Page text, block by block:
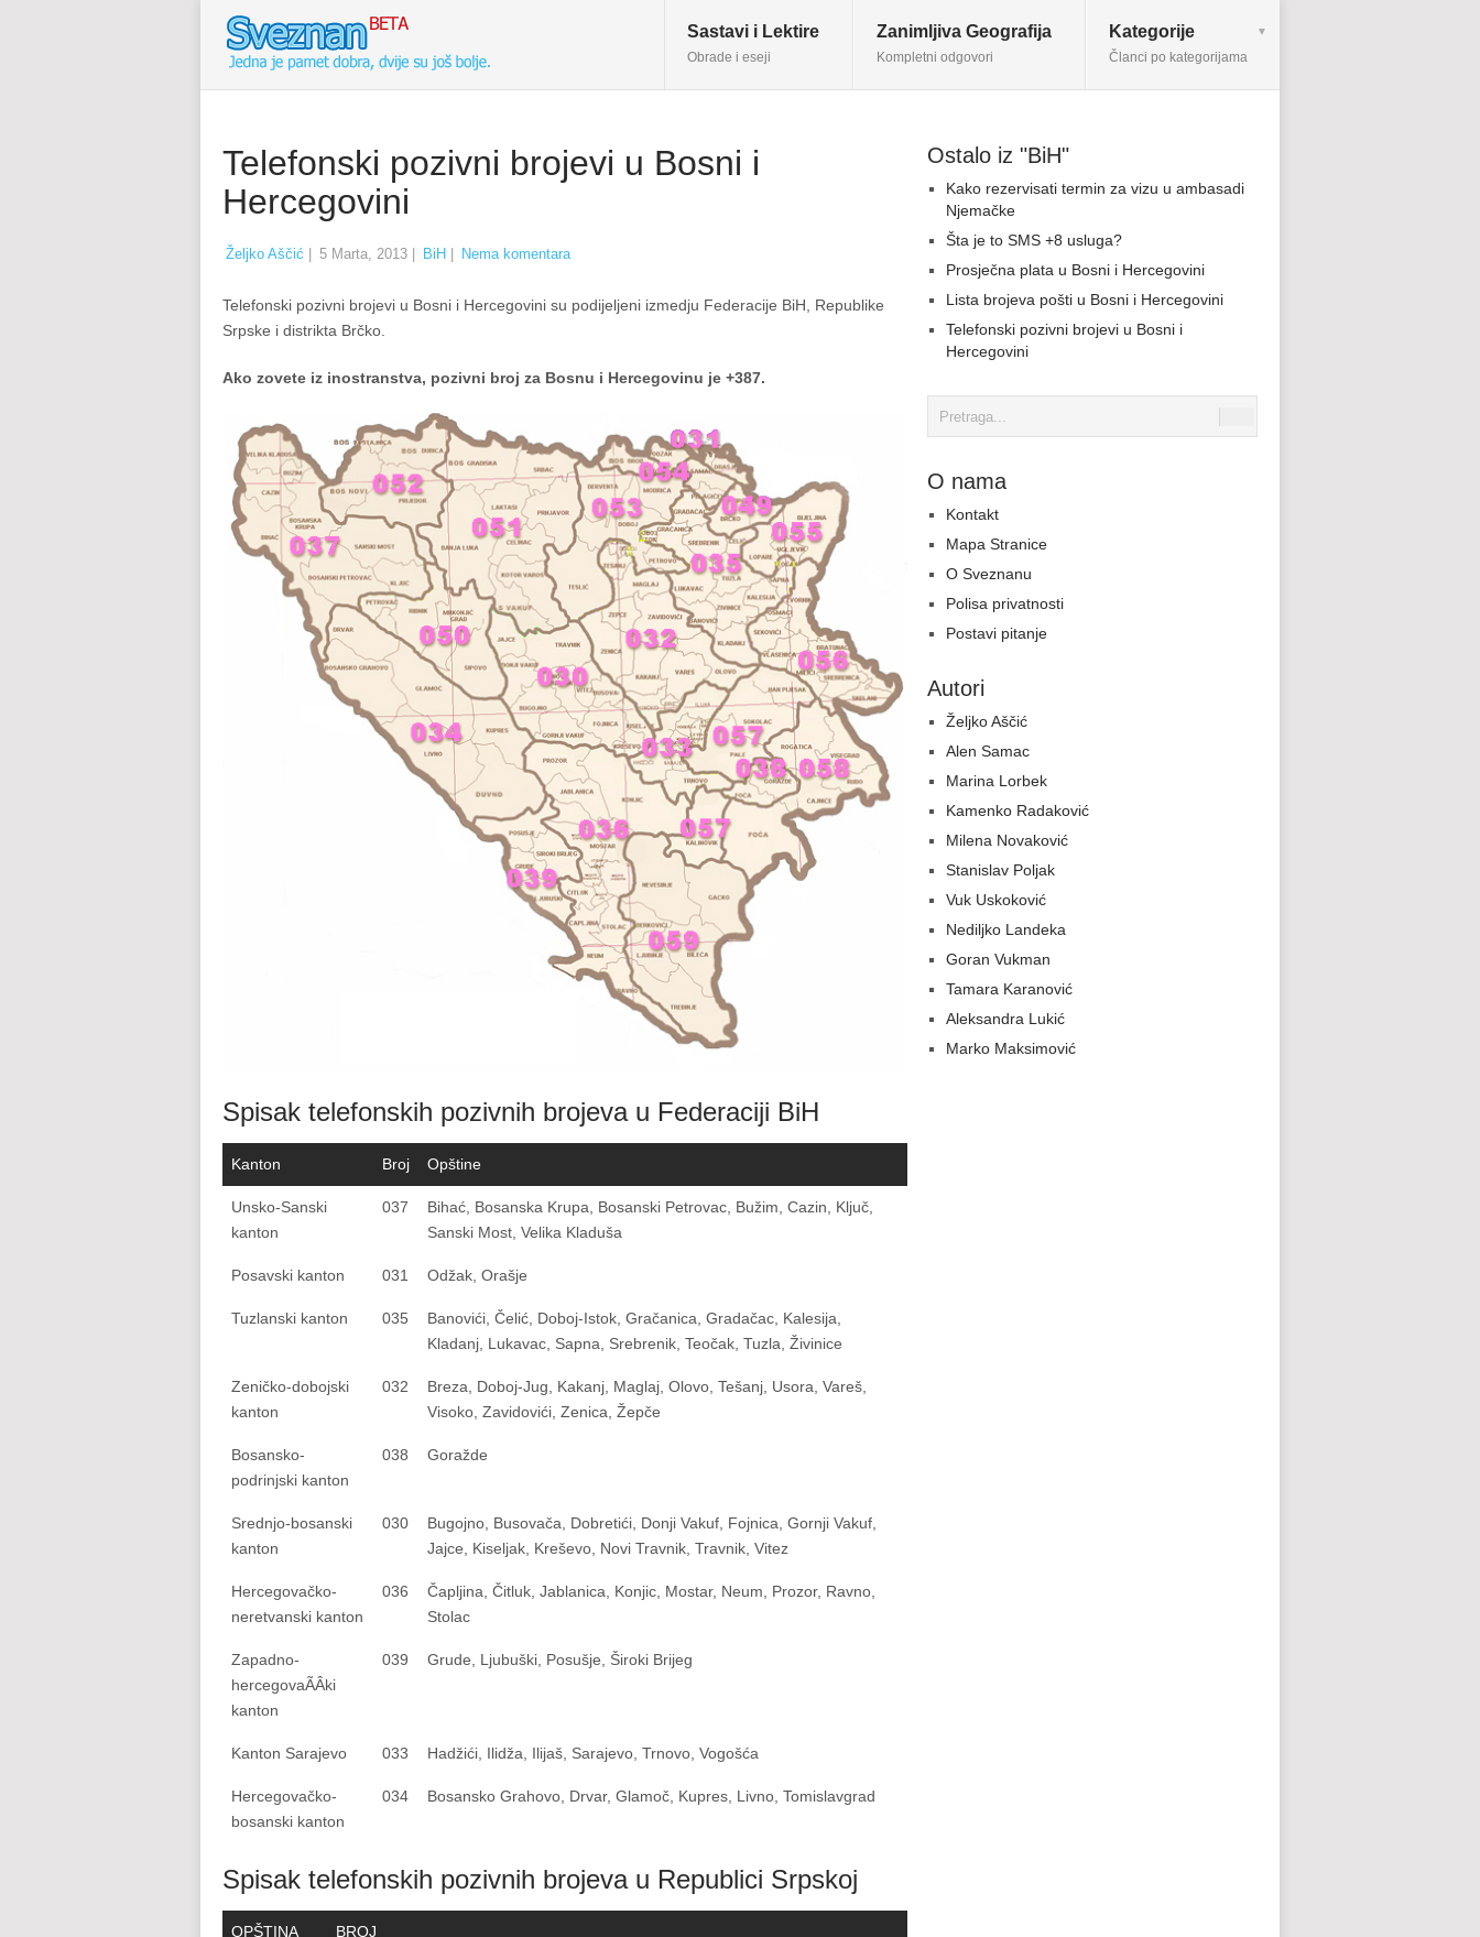
Sastavi i Lektire
Obrade i eseji
Zanimljiva Geografija
Kompletni odgovori
Kategorije
Članci po kategorijama
Telefonski pozivni brojevi u Bosni i
Hercegovini
Željko Aščić 5 Marta, 2013 BiH Nema komentara
Telefonski pozivni brojevi u Bosni i Hercegovini su podijeljeni izmedju Federacije BiH, Republike
Srpske i distrikta Brčko.
Ako zovete iz inostranstva, pozivni broj za Bosnu i Hercegovinu je +387.
Spisak telefonskih pozivnih brojeva u Federaciji BiH
Kanton Broj Opštine
Unsko-Sanski
kanton
037
Bihać, Bosanska Krupa, Bosanski Petrovac, Bužim, Cazin, Ključ,
Sanski Most, Velika Kladuša
Posavski kanton 031 Odžak, Orašje
Tuzlanski kanton 035
Banovići, Čelić, Doboj-Istok, Gračanica, Gradačac, Kalesija,
Kladanj, Lukavac, Sapna, Srebrenik, Teočak, Tuzla, Živinice
Zeničko-dobojski
kanton
032
Breza, Doboj-Jug, Kakanj, Maglaj, Olovo, Tešanj, Usora, Vareš,
Visoko, Zavidovići, Zenica, Žepče
Bosansko-
podrinjski kanton
038 Goražde
Srednjo-bosanski
kanton
030
Bugojno, Busovača, Dobretići, Donji Vakuf, Fojnica, Gornji Vakuf,
Jajce, Kiseljak, Kreševo, Novi Travnik, Travnik, Vitez
Hercegovačko-
neretvanski kanton
036
Čapljina, Čitluk, Jablanica, Konjic, Mostar, Neum, Prozor, Ravno,
Stolac
Zapadno-
hercegovaÃÂki
kanton
039 Grude, Ljubuški, Posušje, Široki Brijeg
Kanton Sarajevo 033 Hadžići, Ilidža, Ilijaš, Sarajevo, Trnovo, Vogošća
Hercegovačko-
bosanski kanton
034 Bosansko Grahovo, Drvar, Glamoč, Kupres, Livno, Tomislavgrad
Spisak telefonskih pozivnih brojeva u Republici Srpskoj
OPŠTINA BROJ
Ostalo iz "BiH"
Kako rezervisati termin za vizu u ambasadi
Njemačke
Šta je to SMS +8 usluga?
Prosječna plata u Bosni i Hercegovini
Lista brojeva pošti u Bosni i Hercegovini
Telefonski pozivni brojevi u Bosni i
Hercegovini
O nama
Kontakt
Mapa Stranice
O Sveznanu
Polisa privatnosti
Postavi pitanje
Autori
Željko Aščić
Alen Samac
Marina Lorbek
Kamenko Radaković
Milena Novaković
Stanislav Poljak
Vuk Uskoković
Nediljko Landeka
Goran Vukman
Tamara Karanović
Aleksandra Lukić
Marko Maksimović